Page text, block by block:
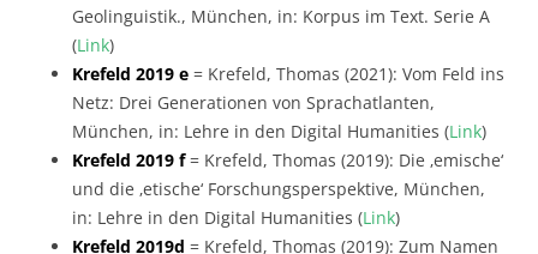
Geolinguistik., München, in: Korpus im Text. Serie A
(Link)
Krefeld 2019 e = Krefeld, Thomas (2021): Vom Feld ins
Netz: Drei Generationen von Sprachatlanten,
München, in: Lehre in den Digital Humanities (Link)
Krefeld 2019 f= Krefeld, Thomas (2019): Die ‚emische‘
und die ‚etische‘ Forschungsperspektive, München,
in: Lehre in den Digital Humanities (Link)
Krefeld 2019d = Krefeld, Thomas (2019): Zum Namen